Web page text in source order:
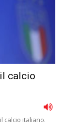
calcio
calcio italiano.